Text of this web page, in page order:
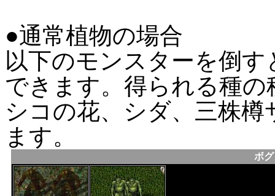
●通常植物の場合
以下のモンスターを倒
できます。得られる種
シコの花、シダ、三株
ます。
ボ